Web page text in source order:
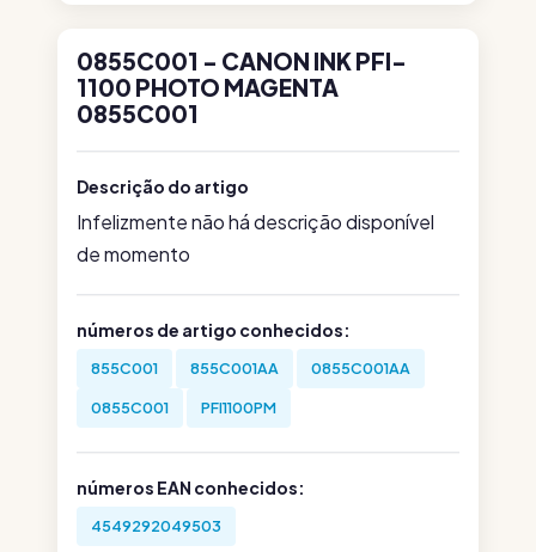
0855C001 - CANON INK PFI-
1100 PHOTO MAGENTA
0855C001
Descrição do artigo
Infelizmente não há descrição disponível
de momento
números de artigo conhecidos:
855C001 855C001AA 0855C001AA
0855C001 PFI1100PM
números EAN conhecidos:
4549292049503